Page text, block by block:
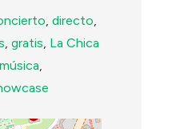
,directo
,gratis La Chica
música